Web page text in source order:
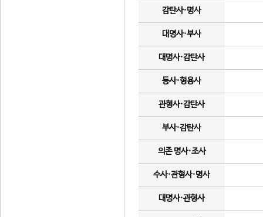
감탄사·명사
대명사·부사
대명사·감탄사
동사·형용사
관형사·감탄사
부사·감탄사
의존 명사·조사
수사·관형사·명사
대명사·관형사